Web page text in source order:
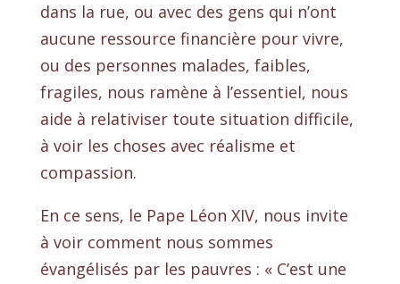
dans la rue, ou avec des gens qui n’ont
aucune ressource financière pour vivre,
ou des personnes malades, faibles,
fragiles, nous ramène à l’essentiel, nous
aide à relativiser toute situation difficile,
à voir les choses avec réalisme et
compassion.
En ce sens, le Pape Léon XIV, nous invite
à voir comment nous sommes
évangélisés par les pauvres : « C’est une